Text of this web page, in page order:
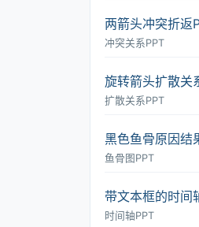
两箭头冲突折返
冲突关系PPT
旋转箭头扩散关
扩散关系PPT
黑色鱼骨原因结
鱼骨图PPT
带文本框的时间
时间轴PPT